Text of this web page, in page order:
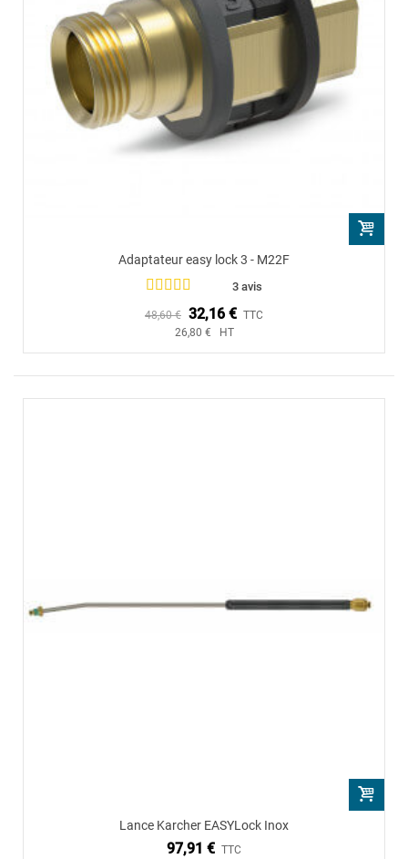
Adaptateur easy lock 3 - M22F
3 avis
48,60 € 32,16 € TTC
26,80 € HT
Lance Karcher EASYLock Inox
97,91 € TTC